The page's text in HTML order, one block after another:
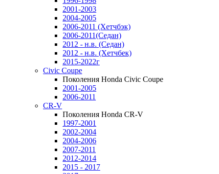
2001-2003
2004-2005
2006-2011 (Хетчбэк)
2006-2011(Седан)
2012 - н.в. (Седан)
2012 - н.в. (Хетчбек)
2015-2022г
Civic Coupe
Поколения Honda Civic Coupe
2001-2005
2006-2011
CR-V
Поколения Honda CR-V
1997-2001
2002-2004
2004-2006
2007-2011
2012-2014
2015 - 2017